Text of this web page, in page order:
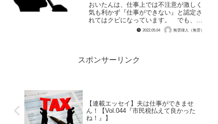
おいたんは、仕事上では不注意が激しく
気も利かず『仕事ができない』と認定さ
れてはクビになっています。 でも、そ
んなおいたんは、プライベートでは気が
利く男な面があるのです。 例えば、無
2022.05.04 無雲律人（無雲）
スポンサーリンク
【連載エッセイ】夫は仕事ができませ
ん！【Vol.044『市民税払えて良かった
ね！』】